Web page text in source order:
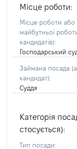
Місце роботи:
Місце роботи
майбутньої
кандидатів):
Господарський
Займана посада
кандидат):
Суддя
Категорія
стосується):
Тип посади: